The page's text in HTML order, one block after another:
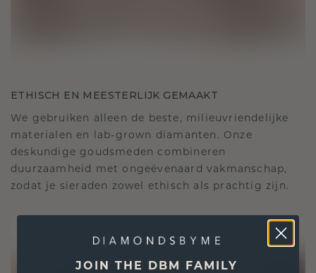
ETHISCH EN MEESTERLIJK GEMAAKT
We gebruiken alleen de beste, milieuvriendelijke
materialen en lab-grown diamanten. Onze
deskundige goudsmeden combineren
duurzaamheid met ongeëvenaard vakmanschap,
zodat je sieraden zowel ethisch als prachtig zijn.
JOIN THE DBM FAMILY